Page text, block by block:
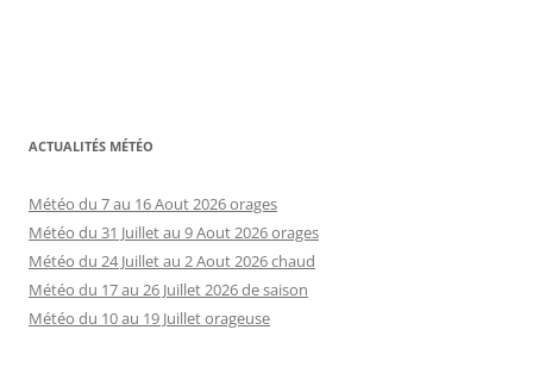
ACTUALITÉS MÉTÉO
Météo du 7 au 16 Aout 2026 orages
Météo du 31 Juillet au 9 Aout 2026 orages
Météo du 24 Juillet au 2 Aout 2026 chaud
Météo du 17 au 26 Juillet 2026 de saison
Météo du 10 au 19 Juillet orageuse